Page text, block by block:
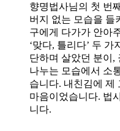
향명법사님의 첫 번
버지 없는 모습을 들
구에게 다가가 안아
‘맞다, 틀리다’ 두
단하며 살았던 분이,
나누는 모습에서 소
습니다. 내친김에 제
마음이었습니다. 법
니다.